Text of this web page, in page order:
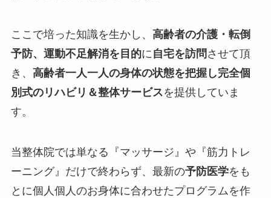
ここで培った知識を生かし、 高齢者の介護・転倒
予防、運動不足解消を目的に 自宅を訪問 させて頂
き、 高齢者一人一人の身体の状態を把握し完全個
別式のリハビリ＆整体サービスを提供していま
す。
当整体院では単なる『マッサージ』や『筋力トレ
ーニング』だけで終わらず、最新の予防医学をも
とに個人個人のお身体に合わせたプログラムを作